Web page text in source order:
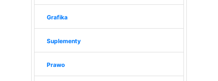
Grafika
Suplementy
Prawo